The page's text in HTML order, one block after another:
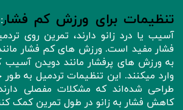
تنظیمات برای ورزش کم فشار
آسیب یا درد زانو دارند، تمرین روی
فشار مفید است. ورزش های کم فشار
به ورزش های پرفشار مانند دویدن
وارد میکنند. این تنظیمات تردمیل‌ به
طراحی شده‌اند که مشکلات مفصلی
کاهش فشار به زانو در طول تمرین کمک